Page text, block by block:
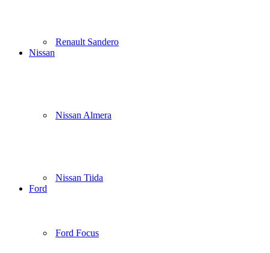
Renault Sandero
Nissan
Nissan Almera
Nissan Tiida
Ford
Ford Focus